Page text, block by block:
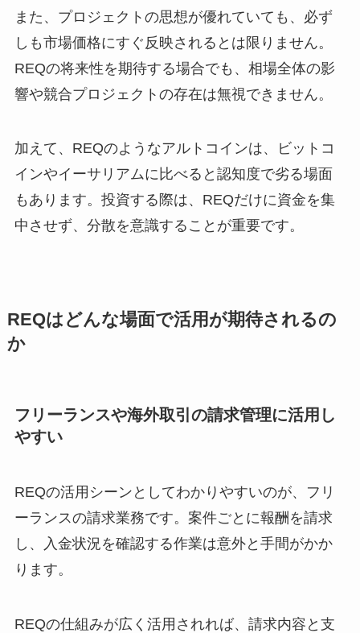
また、プロジェクトの思想が優れていても、必ず
しも市場価格にすぐ反映されるとは限りません。
REQの将来性を期待する場合でも、相場全体の影
響や競合プロジェクトの存在は無視できません。
加えて、REQのようなアルトコインは、ビットコ
インやイーサリアムに比べると認知度で劣る場面
もあります。投資する際は、REQだけに資金を集
中させず、分散を意識することが重要です。
REQはどんな場面で活用が期待されるの
か
フリーランスや海外取引の請求管理に活用し
やすい
REQの活用シーンとしてわかりやすいのが、フリ
ーランスの請求業務です。案件ごとに報酬を請求
し、入金状況を確認する作業は意外と手間がかか
ります。
REQの仕組みが広く活用されれば、請求内容と支